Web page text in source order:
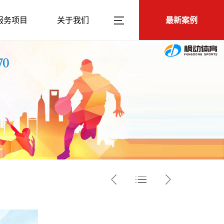
最新案例
务项目 关于我们
  